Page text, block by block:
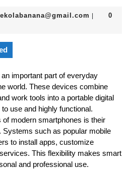
0
important part of everyday
world. These devices combine
work tools into a portable digital
use and highly functional.
modern smartphones is their
Systems such as popular mobile
to install apps, customize
This flexibility makes smart
and professional use.